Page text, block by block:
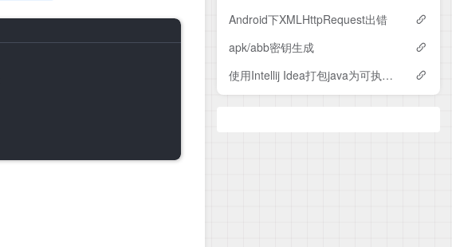
Android下XMLHttpRequest出错
apk/abb密钥生成
使用Intellij Idea打包java为可执行jar包